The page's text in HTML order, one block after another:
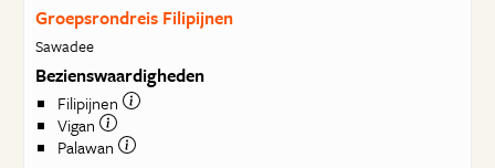
Groepsrondreis Filipijnen
Sawadee
Bezienswaardigheden
Filipijnen
Vigan
Palawan